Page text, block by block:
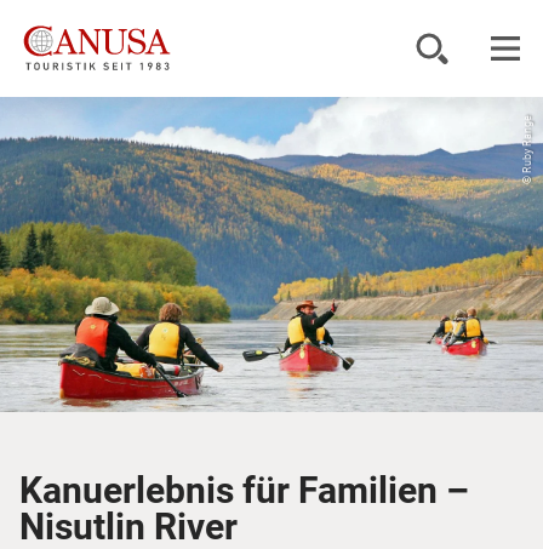
Reiseziele
Reisearten
Inspiration
Service
© Ruby Range
Kanuerlebnis für Familien –
Nisutlin River